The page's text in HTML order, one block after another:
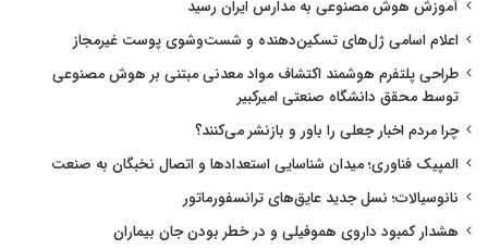
آموزش هوش مصنوعی به مدارس ایران رسید
اعلام اسامی ژل‌های تسکین‌دهنده و شست‌وشوی پوست غیرمجاز
طراحی پلتفرم هوشمند اکتشاف مواد معدنی مبتنی بر هوش مصنوعی
توسط محقق دانشگاه صنعتی امیرکبیر
چرا مردم اخبار جعلی را باور و بازنشر می‌کنند؟
المپیک فناوری؛ میدان شناسایی استعدادها و اتصال نخبگان به صنعت
نانوسیالات؛ نسل جدید عایق‌های ترانسفورماتور
هشدار کمبود داروی هموفیلی و در خطر بودن جان بیماران